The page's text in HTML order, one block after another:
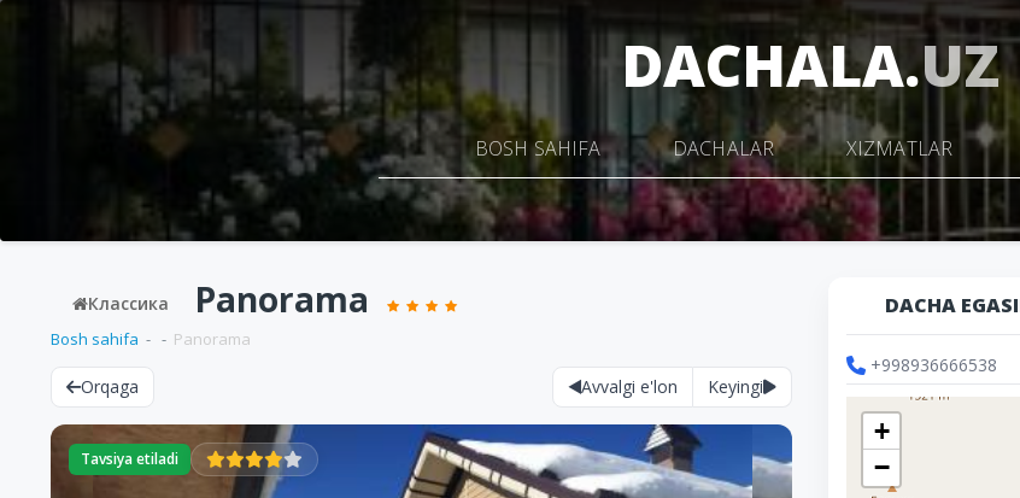
DACHALA.UZ
BOSH SAHIFA DACHALAR XIZMATLAR
Классика Panorama
Bosh sahifa Panorama
Orqaga Avvalgi e'lon Keyingi
Tavsiya etiladi
DACHA
+998936666538
+
−